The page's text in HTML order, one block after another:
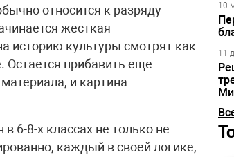
относится к разряду
жесткая
историю культуры смотрят как
Остается прибавить еще
и картина
6-8-х классах не только не
каждый в своей логике,
10
11